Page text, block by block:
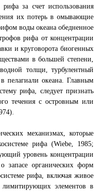
за счет использования
их потерь в омывающие
воды океана обедненное
рифа от концентрации
и круговорота биогенных
в большей степени,
толщи, турбулентный
пелагиали океана. Главным
рифа, следует признать
течения с островным или
механизмах, которые
рифа (Wiebe, 1985;
уровень концентрации
запасе органических форм
рифа, включая живое
элементов в